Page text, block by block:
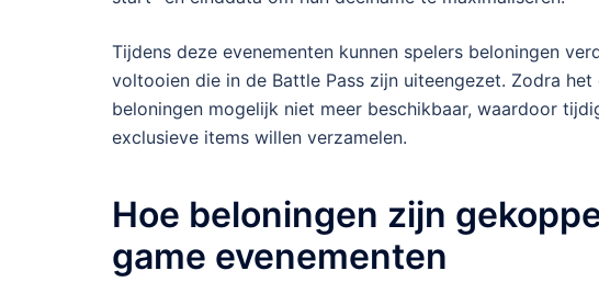
Tijdens deze evenementen kunnen spelers beloningen
voltooien die in de Battle Pass zijn uiteengezet. Zodra
beloningen mogelijk niet meer beschikbaar, waardoor
exclusieve items willen verzamelen.
Hoe beloningen zijn
game evenementen